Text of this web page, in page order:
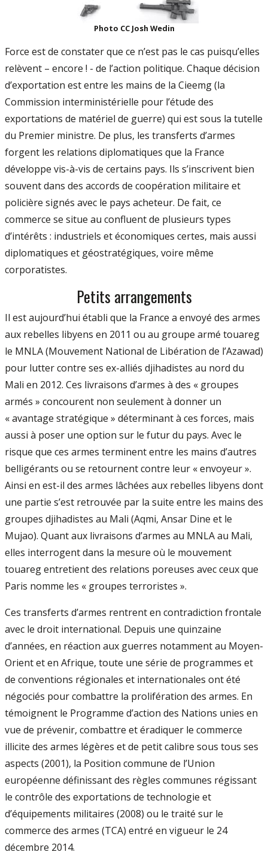
Photo CC Josh Wedin
Force est de constater que ce n’est pas le cas puisqu’elles
relèvent – encore ! - de l’action politique. Chaque décision
d’exportation est entre les mains de la Cieemg (la
Commission interministérielle pour l’étude des
exportations de matériel de guerre) qui est sous la tutelle
du Premier ministre. De plus, les transferts d’armes
forgent les relations diplomatiques que la France
développe vis-à-vis de certains pays. Ils s’inscrivent bien
souvent dans des accords de coopération militaire et
policière signés avec le pays acheteur. De fait, ce
commerce se situe au confluent de plusieurs types
d’intérêts : industriels et économiques certes, mais aussi
diplomatiques et géostratégiques, voire même
corporatistes.
Petits arrangements
Il est aujourd’hui établi que la France a envoyé des armes
aux rebelles libyens en 2011 ou au groupe armé touareg
le MNLA (Mouvement National de Libération de l’Azawad)
pour lutter contre ses ex-alliés djihadistes au nord du
Mali en 2012. Ces livraisons d’armes à des « groupes
armés » concourent non seulement à donner un
« avantage stratégique » déterminant à ces forces, mais
aussi à poser une option sur le futur du pays. Avec le
risque que ces armes terminent entre les mains d’autres
belligérants ou se retournent contre leur « envoyeur ».
Ainsi en est-il des armes lâchées aux rebelles libyens dont
une partie s’est retrouvée par la suite entre les mains des
groupes djihadistes au Mali (Aqmi, Ansar Dine et le
Mujao). Quant aux livraisons d’armes au MNLA au Mali,
elles interrogent dans la mesure où le mouvement
touareg entretient des relations poreuses avec ceux que
Paris nomme les « groupes terroristes ».
Ces transferts d’armes rentrent en contradiction frontale
avec le droit international. Depuis une quinzaine
d’années, en réaction aux guerres notamment au Moyen-
Orient et en Afrique, toute une série de programmes et
de conventions régionales et internationales ont été
négociés pour combattre la prolifération des armes. En
témoignent le Programme d’action des Nations unies en
vue de prévenir, combattre et éradiquer le commerce
illicite des armes légères et de petit calibre sous tous ses
aspects (2001), la Position commune de l’Union
européenne définissant des règles communes régissant
le contrôle des exportations de technologie et
d’équipements militaires (2008) ou le traité sur le
commerce des armes (TCA) entré en vigueur le 24
décembre 2014.